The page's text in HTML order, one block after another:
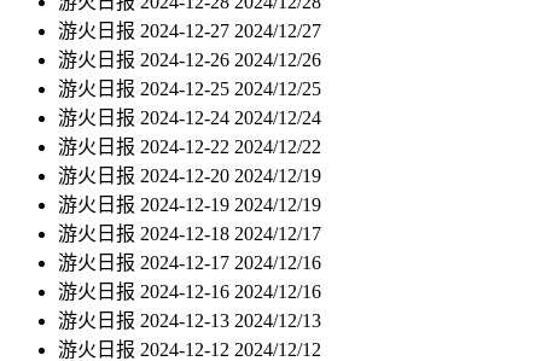
游火日报 2024-12-27 2024/12/27
游火日报 2024-12-26 2024/12/26
游火日报 2024-12-25 2024/12/25
游火日报 2024-12-24 2024/12/24
游火日报 2024-12-22 2024/12/22
游火日报 2024-12-20 2024/12/19
游火日报 2024-12-19 2024/12/19
游火日报 2024-12-18 2024/12/17
游火日报 2024-12-17 2024/12/16
游火日报 2024-12-16 2024/12/16
游火日报 2024-12-13 2024/12/13
游火日报 2024-12-12 2024/12/12